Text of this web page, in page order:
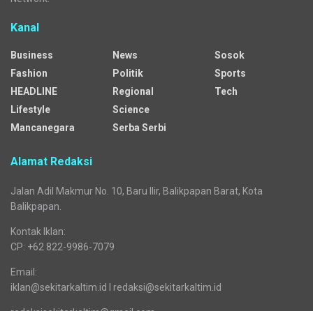
mengangkat pelbagai isu general dan segmented.
Sejak awal mengudara, media siber ini jejaring dari Republika
Network. Seiring waktu, tepatnya sejak 25 Desember 2025,
Network.